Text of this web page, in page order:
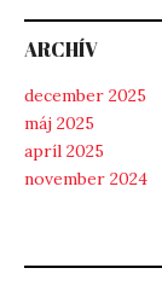
ARCHÍV
december 2025
máj 2025
apríl 2025
november 2024